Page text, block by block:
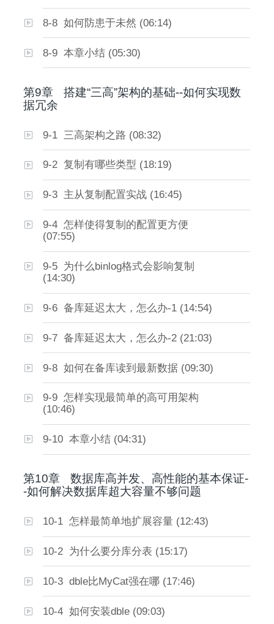
8-8 如何防患于未然 (06:14)
8-9 本章小结 (05:30)
第9章
搭建“三高”架构的基础--如何实现数
据冗余
9-1 三高架构之路 (08:32)
9-2 复制有哪些类型 (18:19)
9-3 主从复制配置实战 (16:45)
9-4 怎样使得复制的配置更方便
(07:55)
9-5 为什么binlog格式会影响复制
(14:30)
9-6 备库延迟太大，怎么办-1 (14:54)
9-7 备库延迟太大，怎么办-2 (21:03)
9-8 如何在备库读到最新数据 (09:30)
9-9 怎样实现最简单的高可用架构
(10:46)
9-10 本章小结 (04:31)
第10章
数据库高并发、高性能的基本保证-
-如何解决数据库超大容量不够问题
10-1 怎样最简单地扩展容量 (12:43)
10-2 为什么要分库分表 (15:17)
10-3 dble比MyCat强在哪 (17:46)
10-4 如何安装dble (09:03)